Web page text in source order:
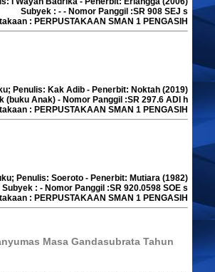
Subyek : - - Nomor Panggil :SR 908 SEJ s
: PERPUSTAKAAN SMAN 1 PENGASIH
Penulis: Kak Adib - Penerbit: Noktah (2019)
(buku Anak) - Nomor Panggil :SR 297.6 ADI h
: PERPUSTAKAAN SMAN 1 PENGASIH
Penulis: Soeroto - Penerbit: Mutiara (1982)
Subyek : - Nomor Panggil :SR 920.0598 SOE s
: PERPUSTAKAAN SMAN 1 PENGASIH
Masa Gandasubrata Tahun